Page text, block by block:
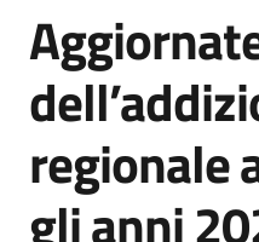
Leggi
Atti
Bandi
Piani
Salta al contenuto
regionale
gli anni